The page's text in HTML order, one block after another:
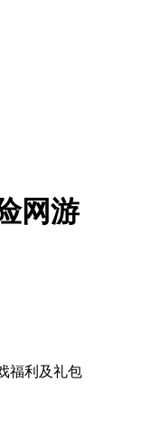
网游
福利 及礼包